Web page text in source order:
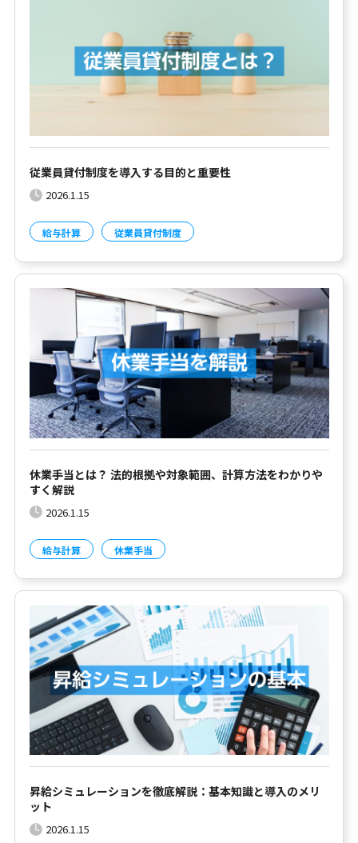
従業員貸付制度を導入する目的と重要性
2026.1.15
給与計算 従業員貸付制度
休業手当とは？ 法的根拠や対象範囲、計算方法をわかりや
すく解説
2026.1.15
給与計算 休業手当
昇給シミュレーションを徹底解説：基本知識と導入のメリ
ット
2026.1.15